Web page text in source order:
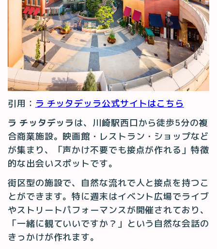
引用： ラ チッタデッラ公式サイトはこちら
ラ チッタデッラ は、川崎駅西口から徒歩5分の複
合商業施設。映画館・レストラン・ショップなど
が集まり、「声かけ不要でも接点が作れる」特徴
的な出会いスポットです。
街区型の施設で、自然な流れで人と接点を持つこ
とができます。特に週末はイベント広場でライブ
やストリートパフォーマンスが開催されており、
「一緒に観ていいですか？」という自然な会話の
きっかけが作れます。